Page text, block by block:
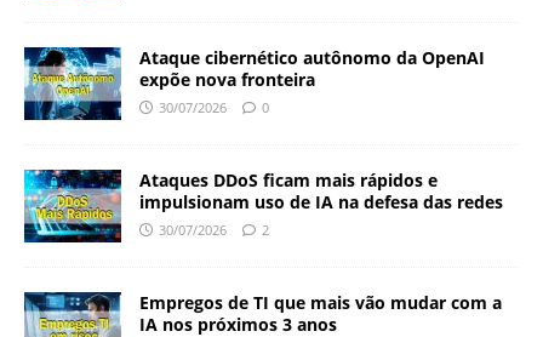
Ataque cibernético autônomo da OpenAI
expõe nova fronteira
30/07/2026 0
Ataques DDoS ficam mais rápidos e
impulsionam uso de IA na defesa das redes
30/07/2026 2
Empregos de TI que mais vão mudar com a
IA nos próximos 3 anos